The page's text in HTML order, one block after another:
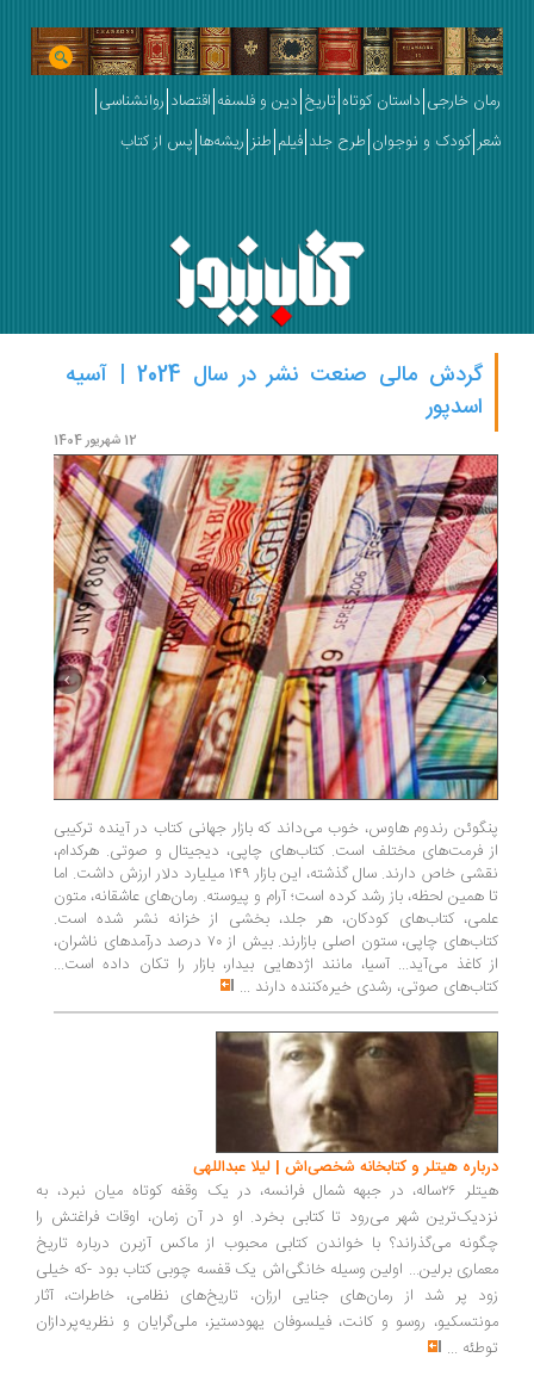
رمان خارجی داستان کوتاه تاریخ دین و فلسفه اقتصاد روانشناسی
شعر کودک و نوجوان طرح جلد فیلم طنز ریشه‌ها پس از کتاب
گردش مالی صنعت نشر در سال 2024 | آسیه
اسدپور
12 شهریور 1404
پنگوئن رندوم هاوس، خوب می‌داند که بازار جهانی کتاب در آینده ترکیبی
از فرمت‌های مختلف است. کتاب‌های چاپی، دیجیتال و صوتی. هرکدام،
نقشی خاص دارند. سال گذشته، این بازار ۱۴۹ میلیارد دلار ارزش داشت. اما
تا همین لحظه، باز رشد کرده است؛ آرام و پیوسته. رمان‌های عاشقانه، متون
علمی، کتاب‌های کودکان، هر جلد، بخشی از خزانه نشر شده است.
کتاب‌های چاپی، ستون اصلی بازارند. بیش از ۷۰ درصد درآمدهای ناشران،
از کاغذ می‌آید... آسیا، مانند اژدهایی بیدار، بازار را تکان داده است...
کتاب‌های صوتی، رشدی خیره‌کننده دارند ...
درباره هیتلر و کتابخانه شخصی‌اش | لیلا عبداللهی
هیتلر ۲۶ساله، در جبهه شمال فرانسه، در یک وقفه کوتاه میان نبرد، به
نزدیک‌ترین شهر می‌رود تا کتابی بخرد. او در آن زمان، اوقات فراغتش را
چگونه می‌گذراند؟ با خواندن کتابی محبوب از ماکس آزبرن درباره تاریخ
معماری برلین... اولین وسیله خانگی‌اش یک قفسه چوبی کتاب بود -که خیلی
زود پر شد از رمان‌های جنایی ارزان، تاریخ‌های نظامی، خاطرات، آثار
مونتسکیو، روسو و کانت، فیلسوفان یهودستیز، ملی‌گرایان و نظریه‌پردازان
توطئه ...